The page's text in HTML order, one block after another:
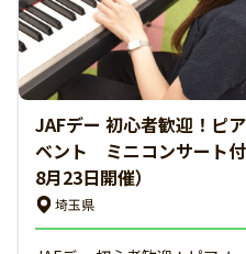
JAFデー 初心者歓迎！ピ
ベント ミニコンサート
8月23日開催）
埼玉県